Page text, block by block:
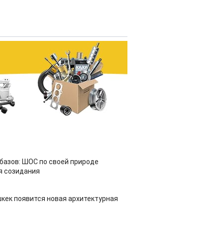
ШОС по своей природе
созидания
появится новая архитектурная